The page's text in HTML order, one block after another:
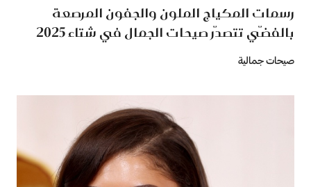
رسمات المكياج الملون والجفون المرصعة
بالفضّي تتصدّر صيحات الجمال في شتاء 2025
صيحات جمالية